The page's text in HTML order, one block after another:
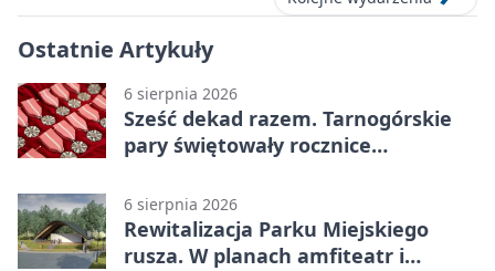
Ostatnie Artykuły
6 sierpnia 2026
Sześć dekad razem. Tarnogórskie
pary świętowały rocznice
6 sierpnia 2026
Rewitalizacja Parku Miejskiego
rusza. W planach amfiteatr i